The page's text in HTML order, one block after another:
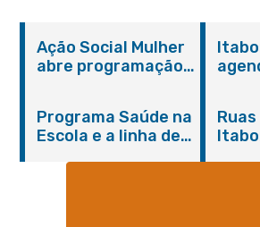
Ação Social Mulher
abre programação
serviços gratuitos e
orientações
Programa Saúde na
Escola e a linha de